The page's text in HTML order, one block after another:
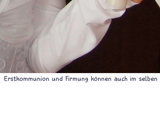
Erstkommunion und Firmung können auch im selben